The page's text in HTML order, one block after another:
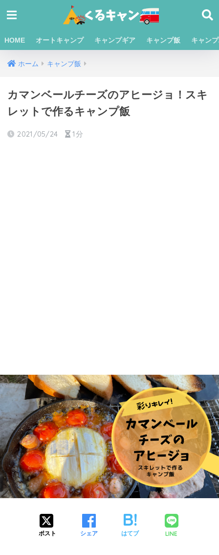
HOME オートキャンプ キャンプギア キャンプ飯 キャン
ホーム キャンプ飯
カマンベールチーズのアヒージョ！スキ
レットで作るキャンプ飯
2021/05/24 1分
ポスト シェア はてブ LINE